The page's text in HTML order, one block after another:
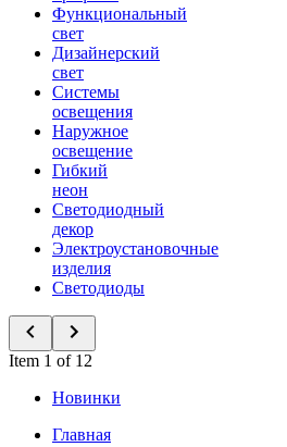
Функциональный
свет
Дизайнерский
свет
Системы
освещения
Наружное
освещение
Гибкий
неон
Светодиодный
декор
Электроустановочные
изделия
Светодиоды
Item 1 of 12
Новинки
Главная